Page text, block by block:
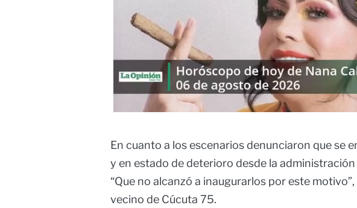
En cuanto a los escenarios denunciaron que se
y en estado de deterioro desde la
“Que no alcanzó a inaugurarlos por este
vecino de Cúcuta 75.